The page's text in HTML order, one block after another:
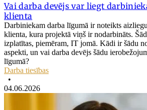
Vai darba devējs var liegt
klienta
Darbiniekam darba līgumā ir noteikts
klienta, kura projektā viņš ir nodarbināts.
izplatītas, piemēram, IT jomā. Kādi ir šādu
aspekti, un vai darba devējs šādu
līgumā?
Darba tiesības
•
04.06.2026